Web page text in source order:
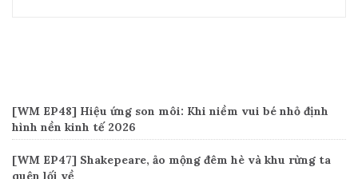
[WM EP48] Hiệu ứng son môi: Khi niềm vui bé nhỏ định
hình nền kinh tế 2026
[WM EP47] Shakepeare, ảo mộng đêm hè và khu rừng ta
quên lối về